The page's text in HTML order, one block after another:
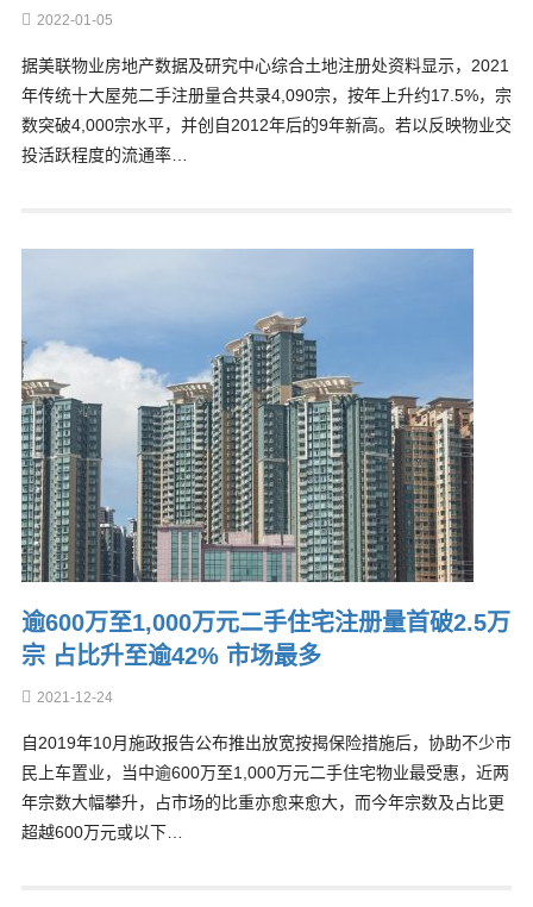
2022-01-05
据美联物业房地产数据及研究中心综合土地注册处资料显示，2021
年传统十大屋苑二手注册量合共录4,090宗，按年上升约17.5%，宗
数突破4,000宗水平，并创自2012年后的9年新高。若以反映物业交
投活跃程度的流通率…
逾600万至1,000万元二手住宅注册量首破2.5万
宗 占比升至逾42% 市场最多
2021-12-24
自2019年10月施政报告公布推出放宽按揭保险措施后，协助不少市
民上车置业，当中逾600万至1,000万元二手住宅物业最受惠，近两
年宗数大幅攀升，占市场的比重亦愈来愈大，而今年宗数及占比更
超越600万元或以下…